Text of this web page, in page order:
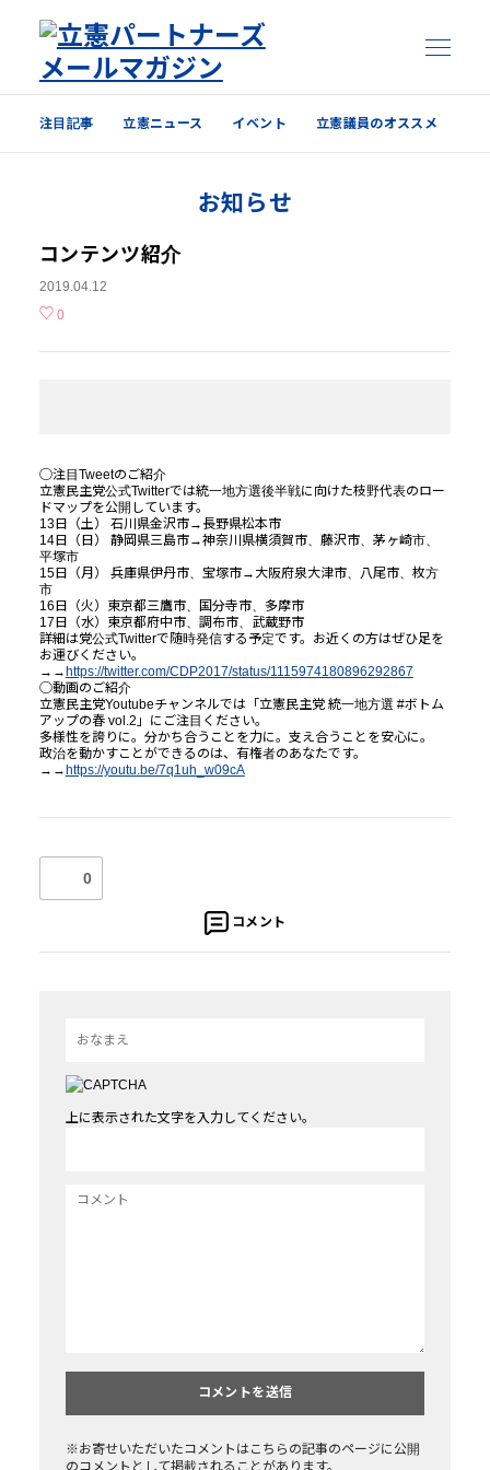
イベント
立憲議員のオススメ
注目記事 立憲ニュース イベント 立憲議員のオススメ
お知らせ
コンテンツ紹介
2019.04.12
0
◯注目Tweetのご紹介
立憲民主党公式Twitterでは統一地方選後半戦に向けた枝野代表のロー
ドマップを公開しています。
13日（土） 石川県金沢市→長野県松本市
14日（日） 静岡県三島市→神奈川県横須賀市、藤沢市、 茅ヶ崎市、
平塚市
15日（月） 兵庫県伊丹市、宝塚市→大阪府泉大津市、八尾市、 枚方
市
16日（火）東京都三鷹市、国分寺市、多摩市
17日（水）東京都府中市、調布市、武蔵野市
詳細は党公式Twitterで随時発信する予定です。 お近くの方はぜひ足を
お運びください。
→→https://twitter.com/CDP2017/status/1115974180896292867
◯動画のご紹介
立憲民主党Youtubeチャンネルでは「立憲民主党 統一地方選 #ボトム
アップの春 vol.2」 にご注目ください。
多様性を誇りに。分かち合うことを力に。支え合うことを安心に。
政治を動かすことができるのは、有権者のあなたです。
→→https://youtu.be/7q1uh_w09cA
0
コメント
上に表示された文字を入力してください。
※お寄せいただいたコメントはこちらの記事のページに公開
のコメントとして掲載されることがあります。